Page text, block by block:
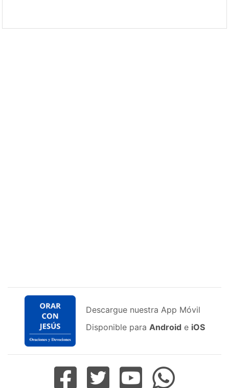
Descargue nuestra App Móvil
Disponible para Android e iOS